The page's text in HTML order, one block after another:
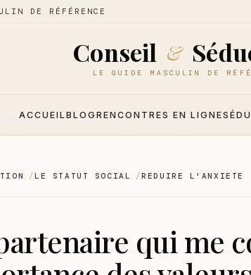
DE RÉFÉRENCE
Conseil &
LE GUIDE MASCULIN DE
ACCUEILBLOGRENCONTRES EN LIGNE
LE STATUT SOCIAL REDUIRE L'ANXIETE
qui me